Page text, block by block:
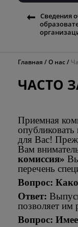
Сведения
Главная О нас
ЧАСТО
Приемная
для Вас!
Вам
комиссия»
перечень
Вопрос:
Ответ:
позволяет им
Вопрос: